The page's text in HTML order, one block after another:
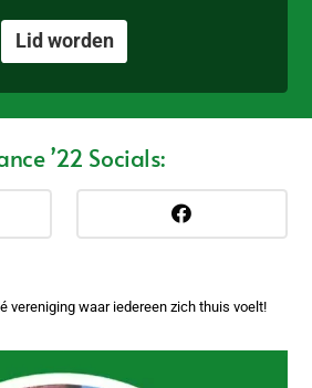
Lid worden
’22 Socials:
vereniging waar iedereen zich thuis voelt!